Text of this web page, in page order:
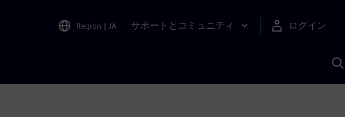
Region | JA サポートとコミュニティ ログイン